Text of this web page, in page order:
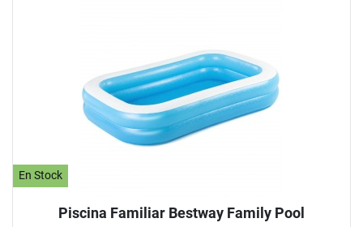
En Stock
Piscina Familiar Bestway Family Pool